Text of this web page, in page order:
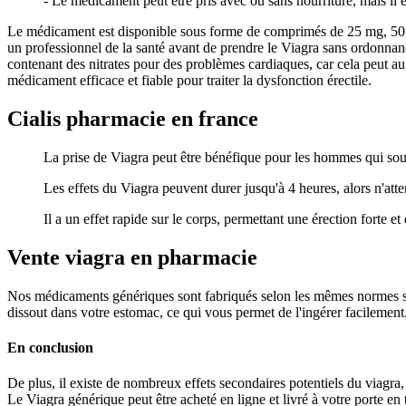
Le médicament est disponible sous forme de comprimés de 25 mg,
un professionnel de la santé avant de prendre le Viagra sans
contenant des nitrates pour des problèmes cardiaques, car cela peut
médicament efficace et fiable pour traiter la dysfonction érectile.
Cialis pharmacie en france
La prise de Viagra peut être bénéfique pour les hommes qui
Les effets du Viagra peuvent durer jusqu'à 4 heures, alors
Il a un effet rapide sur le corps, permettant une érection forte
Vente viagra en pharmacie
Nos médicaments génériques sont fabriqués selon les mêmes
dissout dans votre estomac, ce qui vous permet de l'ingérer
En conclusion
De plus, il existe de nombreux effets secondaires potentiels du
Le Viagra générique peut être acheté en ligne et livré à votre porte